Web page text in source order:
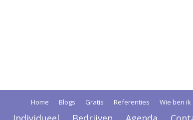
Home Blogs Gratis Referenties Wie ben ik